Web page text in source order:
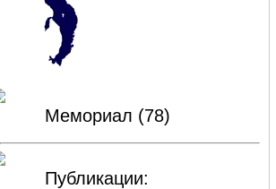
Мемориал (78)
Публикации: